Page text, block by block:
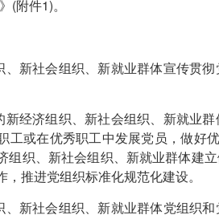
(附件1)。
新社会组织、新就业群体宣传贯
经济组织、新社会组织、新就业群
工或在优秀职工中发展党员，做好
组织、新社会组织、新就业群体建
推进党组织标准化规范化建设。
新社会组织、新就业群体党组织